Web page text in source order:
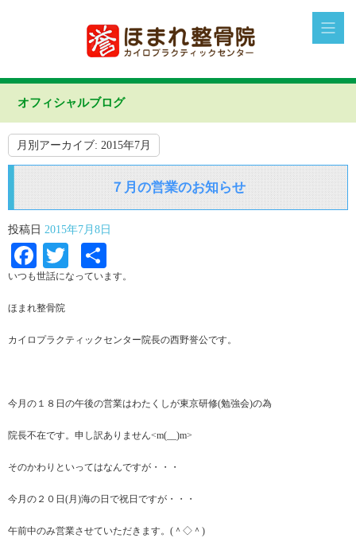
オフィシャルブログ
月別アーカイブ: 2015年7月
７月の営業のお知らせ
投稿日 2015年7月8日
Facebook
Twitter
有
いつも世話になっています。
ほまれ整骨院
カイロプラクティックセンター院長の西野誉公です。
今月の１８日の午後の営業はわたくしが東京研修(勉強会)の為
院長不在です。申し訳ありません<m(__)m>
そのかわりといってはなんですが・・・
今月の２０日(月)海の日で祝日ですが・・・
午前中のみ営業させていただきます。(＾◇＾)